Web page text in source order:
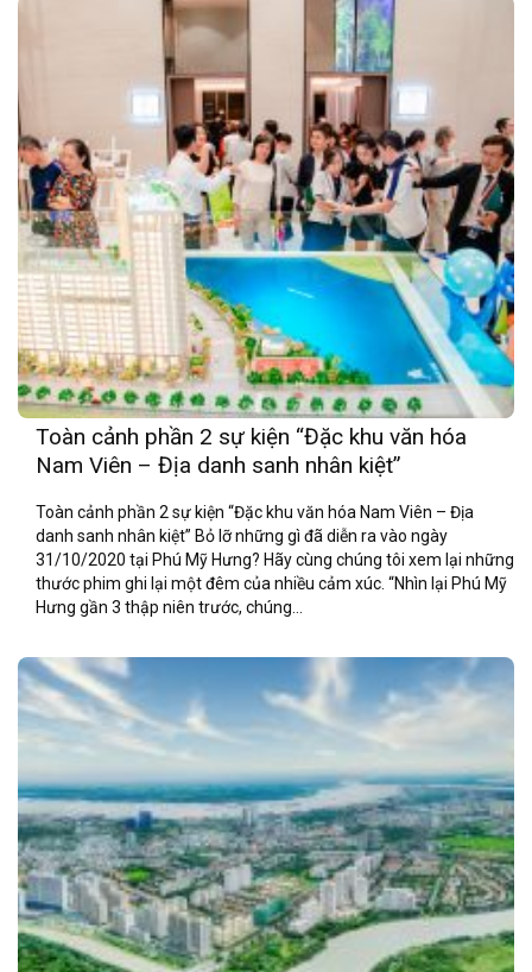
Toàn cảnh phần 2 sự kiện “Đặc khu văn hóa
Nam Viên – Địa danh sanh nhân kiệt”
Toàn cảnh phần 2 sự kiện “Đặc khu văn hóa Nam Viên – Địa
danh sanh nhân kiệt” Bỏ lỡ những gì đã diễn ra vào ngày
31/10/2020 tại Phú Mỹ Hưng? Hãy cùng chúng tôi xem lại những
thước phim ghi lại một đêm của nhiều cảm xúc. “Nhìn lại Phú Mỹ
Hưng gần 3 thập niên trước, chúng...